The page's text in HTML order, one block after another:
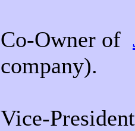
Co-Owner of
company).
Vice-